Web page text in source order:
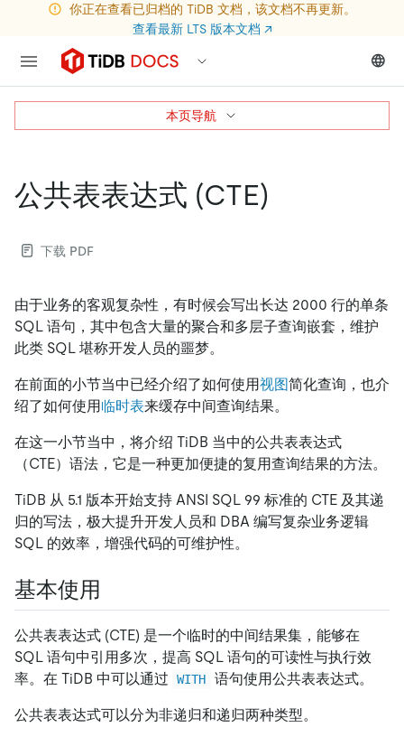
你正在查看已归档的 TiDB 文档，该文档不再更新。
查看最新 LTS 版本文档 ↗
公共表表达式 (CTE)
下载 PDF
由于业务的客观复杂性，有时候会写出长达 2000 行的单条
SQL 语句，其中包含大量的聚合和多层子查询嵌套，维护
此类 SQL 堪称开发人员的噩梦。
在前面的小节当中已经介绍了如何使用视图简化查询，也介
绍了如何使用临时表来缓存中间查询结果。
在这一小节当中，将介绍 TiDB 当中的公共表表达式
（CTE）语法，它是一种更加便捷的复用查询结果的方法。
TiDB 从 5.1 版本开始支持 ANSI SQL 99 标准的 CTE 及其递
归的写法，极大提升开发人员和 DBA 编写复杂业务逻辑
SQL 的效率，增强代码的可维护性。
基本使用
公共表表达式 (CTE) 是一个临时的中间结果集，能够在
SQL 语句中引用多次，提高 SQL 语句的可读性与执行效
率。在 TiDB 中可以通过
WITH 语句使用公共表表达式。
公共表表达式可以分为非递归和递归两种类型。
本页导航